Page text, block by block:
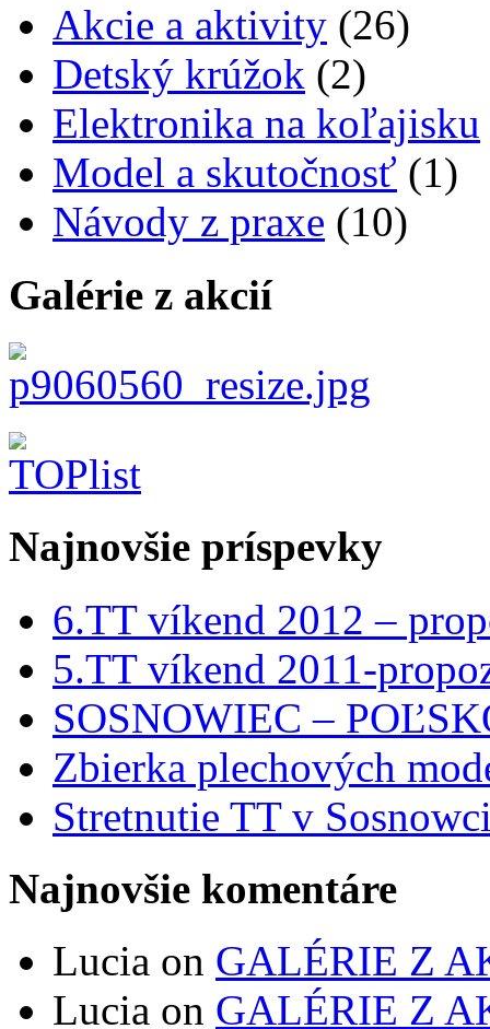
Akcie a aktivity (26)
Detský krúžok (2)
Elektronika na koľajisku
Model a skutočnosť (1)
Návody z praxe (10)
Galérie z akcií
Najnovšie príspevky
6.TT víkend 2012 –
5.TT víkend 2011-
SOSNOWIEC –
Zbierka plechových
Stretnutie TT v
Najnovšie komentáre
Lucia on GALÉRIE Z
Lucia on GALÉRIE Z